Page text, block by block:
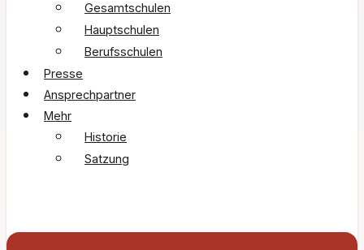
Gesamtschulen
Hauptschulen
Berufsschulen
Presse
Ansprechpartner
Mehr
Historie
Satzung